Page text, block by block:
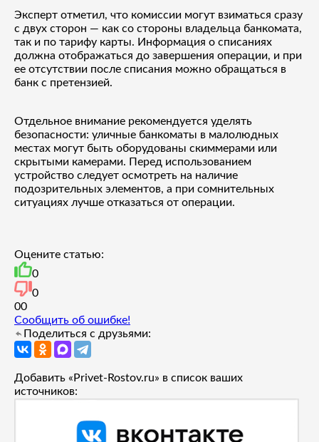
Эксперт отметил, что комиссии могут взиматься сразу
с двух сторон — как со стороны владельца банкомата,
так и по тарифу карты. Информация о списаниях
должна отображаться до завершения операции, и при
ее отсутствии после списания можно обращаться в
банк с претензией.
Отдельное внимание рекомендуется уделять
безопасности: уличные банкоматы в малолюдных
местах могут быть оборудованы скиммерами или
скрытыми камерами. Перед использованием
устройство следует осмотреть на наличие
подозрительных элементов, а при сомнительных
ситуациях лучше отказаться от операции.
Оцените статью:
0
0
00
Сообщить об ошибке!
Поделиться с друзьями:
Добавить «Privet-Rostov.ru» в список ваших
источников: